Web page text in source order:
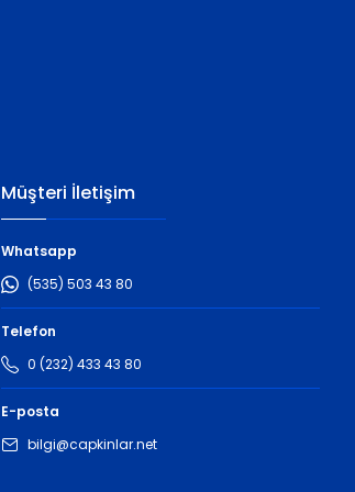
Müşteri İletişim
Whatsapp
(535) 503 43 80
Telefon
0 (232) 433 43 80
E-posta
bilgi@capkinlar.net